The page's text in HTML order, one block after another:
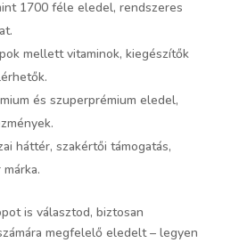
1700 féle eledel, rendszeres
mellett vitaminok, kiegészítők
és szuperprémium eledel,
háttér, szakértői támogatás,
is választod, biztosan
megfelelő eledelt – legyen